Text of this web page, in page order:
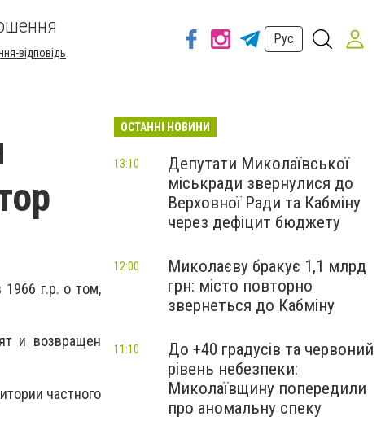
відповідь
Рус
г.р. о том,
и возвращен
частного
ОСТАННІ НОВИНИ
Депутати Миколаївської
міськради звернулися до
Верховної Ради та Кабміну
через дефіцит бюджету
13:10
Миколаєву бракує 1,1 млрд
грн: місто повторно
звернеться до Кабміну
12:00
До +40 градусів та червоний
рівень небезпеки:
Миколаївщину попередили
про аномальну спеку
11:10